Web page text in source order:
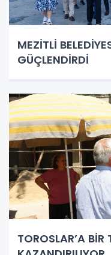
MEZİTLİ
GÜÇLENDİRDİ
TOROSLAR’A BİR